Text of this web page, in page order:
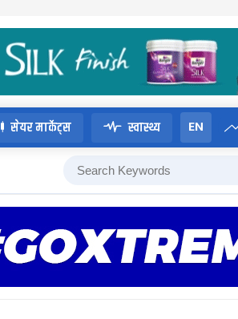
सेयर मार्केट्स स्वास्थ्य EN